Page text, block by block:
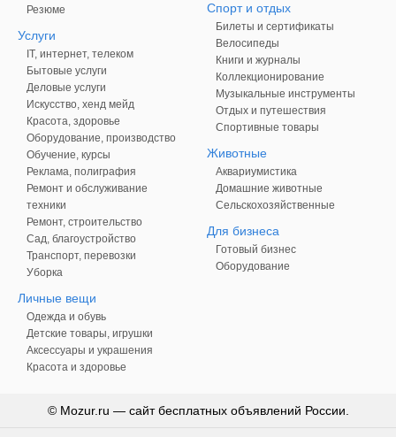
Резюме
Услуги
IT, интернет, телеком
Бытовые услуги
Деловые услуги
Искусство, хенд мейд
Красота, здоровье
Оборудование, производство
Обучение, курсы
Реклама, полиграфия
Ремонт и обслуживание
техники
Ремонт, строительство
Сад, благоустройство
Транспорт, перевозки
Уборка
Личные вещи
Одежда и обувь
Детские товары, игрушки
Аксессуары и украшения
Красота и здоровье
Спорт и отдых
Билеты и сертификаты
Велосипеды
Книги и журналы
Коллекционирование
Музыкальные инструменты
Отдых и путешествия
Спортивные товары
Животные
Аквариумистика
Домашние животные
Сельскохозяйственные
Для бизнеса
Готовый бизнес
Оборудование
© Mozur.ru — сайт бесплатных объявлений России.